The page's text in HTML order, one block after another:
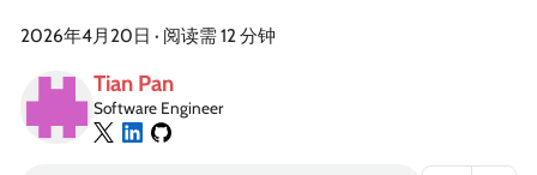
2026年4月20日 · 阅读需 12 分钟
Tian Pan
Software Engineer